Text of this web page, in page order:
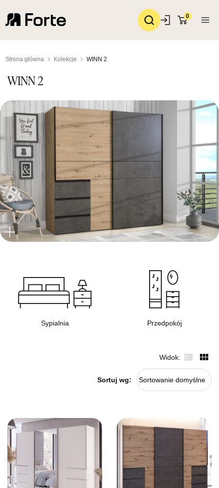
0
Strona główna Kolekcje WINN 2
WINN 2
Sypialnia Przedpokój
Widok
Sortuj wg: Sortowanie domyślne